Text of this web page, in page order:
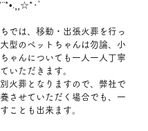
･ﾟ
では、移動・出張火葬を行っ
型のペットちゃんは勿論、小
ゃんについても一人一人丁寧
いただきます。
火葬となりますので、弊社で
させていただく場合でも、一
ことも出来ます。